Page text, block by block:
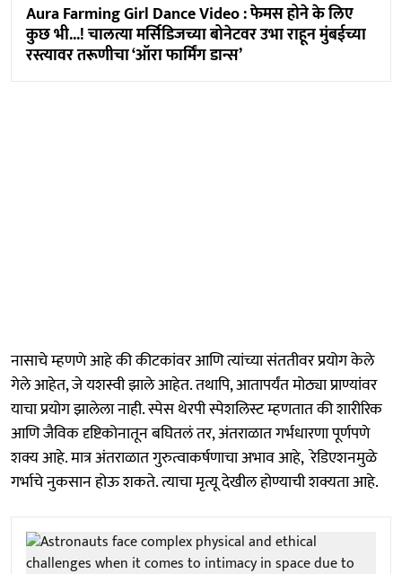
Aura Farming Girl Dance Video : फेमस होने के लिए
कुछ भी...! चालत्या मर्सिडिजच्या बोनेटवर उभा राहून मुंबईच्या
रस्त्यावर तरूणीचा ‘ऑरा फार्मिंग डान्स’
नासाचे म्हणणे आहे की कीटकांवर आणि त्यांच्या संततीवर प्रयोग केले
गेले आहेत, जे यशस्वी झाले आहेत. तथापि, आतापर्यंत मोठ्या प्राण्यांवर
याचा प्रयोग झालेला नाही. स्पेस थेरपी स्पेशलिस्ट म्हणतात की शारीरिक
आणि जैविक दृष्टिकोनातून बघितलं तर, अंतराळात गर्भधारणा पूर्णपणे
शक्य आहे. मात्र अंतराळात गुरुत्वाकर्षणाचा अभाव आहे, रेडिएशनमुळे
गर्भाचे नुकसान होऊ शकते. त्याचा मृत्यू देखील होण्याची शक्यता आहे.